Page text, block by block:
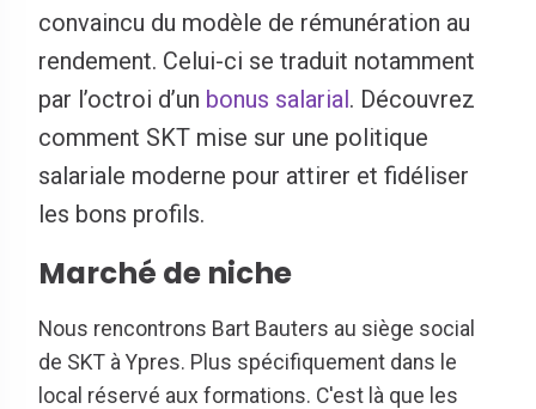
convaincu du modèle de rémunération au
rendement. Celui-ci se traduit notamment
par l’octroi d’un bonus salarial. Découvrez
comment SKT mise sur une politique
salariale moderne pour attirer et fidéliser
les bons profils.
Marché de niche
Nous rencontrons Bart Bauters au siège social
de SKT à Ypres. Plus spécifiquement dans le
local réservé aux formations. C'est là que les